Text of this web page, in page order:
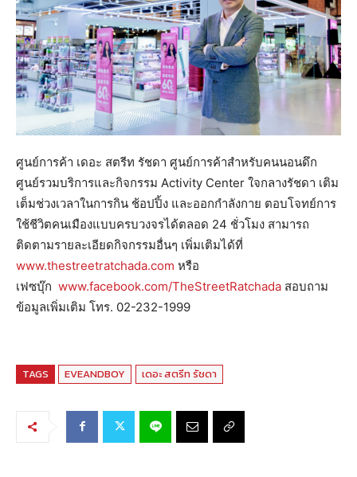
ศูนย์การค้า เดอะ สตรีท รัชดา ศูนย์การค้าสำหรับคนนอนดึก
ศูนย์รวมบริการและกิจกรรม Activity Center ใจกลางรัชดา เติม
เต็มช่วงเวลาในการกิน ช้อปปิ้ง และออกกำลังกาย ตอบโจทย์การ
ใช้ชีวิตคนเมืองแบบครบวงจรได้ตลอด 24 ชั่วโมง สามารถ
ติดตามรายละเอียดกิจกรรมอื่นๆ เพิ่มเติมได้ที่
www.thestreetratchada.com หรือ
เฟซบุ๊ก www.facebook.com/TheStreetRatchada สอบถาม
ข้อมูลเพิ่มเติม โทร. 02-232-1999
TAGS EVEANDBOY เดอะ สตรีท รัชดา